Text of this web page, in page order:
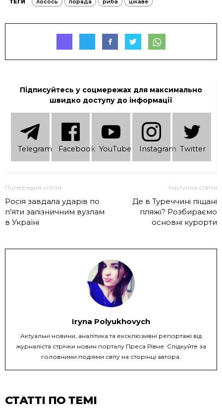
ТЕГИ лосось порада риба цікаве
Підписуйтесь у соцмережах для максимально
швидко доступу до інформації
Telеgram Facebook YouTube Instagram Twitter
Попередня стаття
Росія завдала ударів по
п’яти залізничним вузлам
в Україні
Наступна стаття
Де в Туреччині піщані
пляжі? Розбираємо
основні курорти
Iryna Polyukhovych
Актуальні новини, аналітика та ексклюзивні репортажі від
журналіста стрічки новин порталу Преса Рівне. Слідкуйте за
головними подіями світу на сторінці автора.
СТАТТІ ПО ТЕМІ